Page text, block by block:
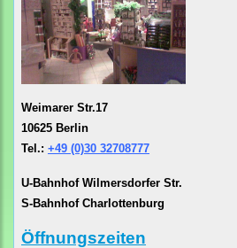
Weimarer Str.17
10625 Berlin
Tel.: +49 (0)30 32708777
U-Bahnhof Wilmersdorfer Str.
S-Bahnhof Charlottenburg
Öffnungszeiten